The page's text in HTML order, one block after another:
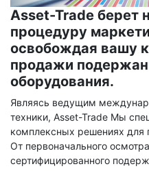
Asset-Trade берет
процедуру
освобождая вашу
продажи
оборудования.
Являясь ведущим
техники, Asset-Trade Мы
комплексных решениях
От первоначального
сертифицированного